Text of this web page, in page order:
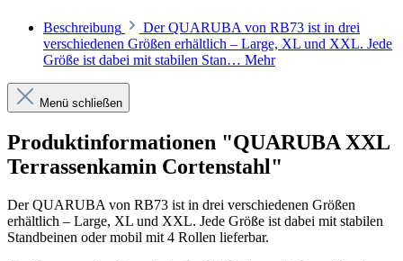
Beschreibung
Der QUARUBA von RB73 ist in drei
verschiedenen Größen erhältlich – Large, XL und XXL. Jede
Größe ist dabei mit stabilen Stan… Mehr
Menü schließen
Produktinformationen "QUARUBA XXL
Terrassenkamin Cortenstahl"
Der QUARUBA von RB73 ist in drei verschiedenen Größen
erhältlich – Large, XL und XXL. Jede Größe ist dabei mit stabilen
Standbeinen oder mobil mit 4 Rollen lieferbar.